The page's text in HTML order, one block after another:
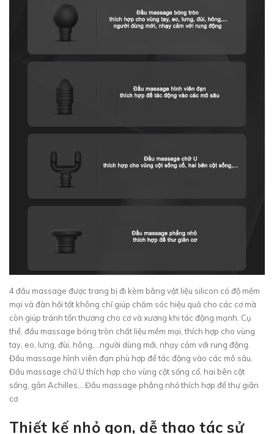
4 đầu massage được trang bị đi kèm bằng vật liệu silicon có độ mềm
mại và đàn hồi tốt không chỉ giúp chăm sóc hiệu quả cho các cơ mà
còn giúp tránh tổn thương cho cơ và xương khi tác động mạnh. Cụ
thể, đầu massage bóng tròn chất liệu mềm mại, thích hợp cho vùng
tay, eo, lưng, đùi, hông,...người dùng mới, nhạy cảm với rung động.
Đầu massage hình viên đạn phù hợp để tác động vào các mô sâu.
Đầu massage chữ U thích hợp cho vùng cột sống cổ, hai bên cột
sống, gân Achilles,...Đầu massage phẳng nhỏ thích hợp để thư giãn
cơ.
Thiết kế nhỏ gọn, dễ thao tác sử